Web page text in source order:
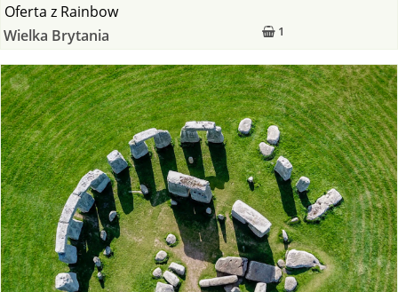
1
Oferta z Rainbow
Wielka Brytania